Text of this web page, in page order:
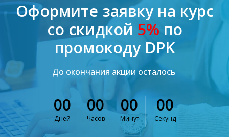
Оформите заявку на курс
со скидкой 5% по
промокоду DPK
До окончания акции осталось
00
Дней
00
Часов
00
Минут
00
Секунд